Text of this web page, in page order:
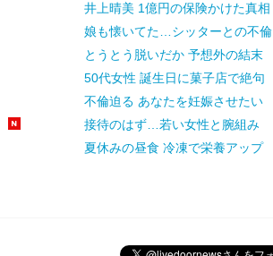
井上晴美 1億円の保険かけた真相
娘も懐いてた…シッターとの不倫
とうとう脱いだか 予想外の結末
50代女性 誕生日に菓子店で絶句
不倫迫る あなたを妊娠させたい
接待のはず…若い女性と腕組み
夏休みの昼食 冷凍で栄養アップ